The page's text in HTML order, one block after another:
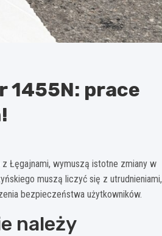
1455N: prace
Łęgajnami, wymuszą istotne zmiany w
muszą liczyć się z utrudnieniami,
bezpieczeństwa użytkowników.
należy